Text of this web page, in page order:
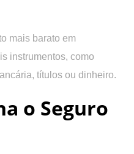
mais barato em
instrumentos, como
títulos ou dinheiro.
o Seguro